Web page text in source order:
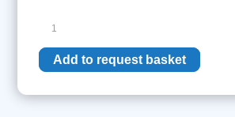
LK
iLED
5
Add to request basket